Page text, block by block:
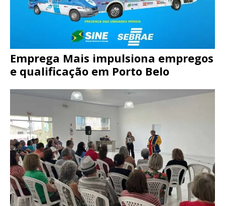
Emprega Mais impulsiona empregos
e qualificação em Porto Belo